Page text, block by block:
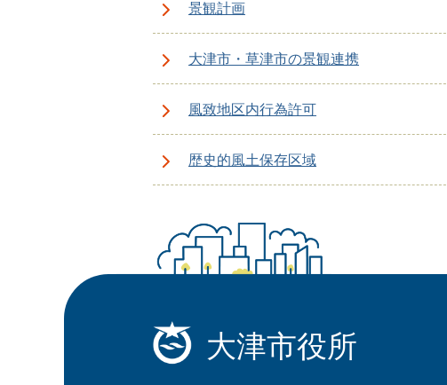
景観計画
大津市・草津市の景観連携
風致地区内行為許可
歴史的風土保存区域
大津市役所